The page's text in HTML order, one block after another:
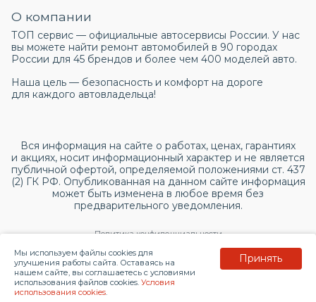
О компании
ТОП сервис — официальные автосервисы России. У нас
вы можете найти ремонт автомобилей в 90 городах
России для 45 брендов и более чем 400 моделей авто.
Наша цель — безопасность и комфорт на дороге
для каждого автовладельца!
Вся информация на сайте о работах, ценах, гарантиях
и акциях, носит информационный характер и не является
публичной офертой, определяемой положениями ст. 437
(2) ГК РФ. Опубликованная на данном сайте информация
может быть изменена в любое время без
предварительного уведомления.
Политика конфиденциальности
Согласие на обработку персональных данных
© 2026 topservice.su
Мы используем файлы cookies для
улучшения работы сайта. Оставаясь на
нашем сайте, вы соглашаетесь с условиями
использования файлов cookies. Условия
использования cookies.
Принять